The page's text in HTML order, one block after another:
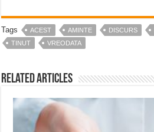
Tags ACEST AMINTE DISCURS
TINUT
VREODATA
Related Articles